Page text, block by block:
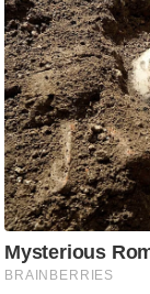
स
मी
क्षा
B
r
e
a
k
i
n